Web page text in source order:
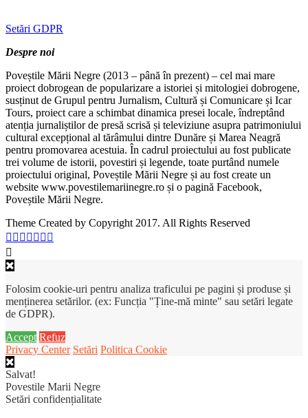
Setări GDPR
Despre noi
Poveștile Mării Negre (2013 – până în prezent) – cel mai mare
proiect dobrogean de popularizare a istoriei și mitologiei dobrogene,
susținut de Grupul pentru Jurnalism, Cultură și Comunicare și Icar
Tours, proiect care a schimbat dinamica presei locale, îndreptând
atenția jurnaliștilor de presă scrisă și televiziune asupra patrimoniului
cultural excepțional al tărâmului dintre Dunăre și Marea Neagră
pentru promovarea acestuia. În cadrul proiectului au fost publicate
trei volume de istorii, povestiri și legende, toate purtând numele
proiectului original, Poveștile Mării Negre și au fost create un
website www.povestilemariinegre.ro și o pagină Facebook,
Poveștile Mării Negre.
Theme Created by Copyright 2017. All Rights Reserved
Folosim cookie-uri pentru analiza traficului pe pagini și produse și
menținerea setărilor. (ex: Funcția "Ține-mă minte" sau setări legate
de GDPR).
Accept Refuz
Privacy Center Setări Politica Cookie
Salvat!
Povestile Marii Negre
Setări confidențialitate